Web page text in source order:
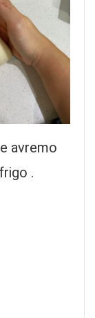
avremo
.